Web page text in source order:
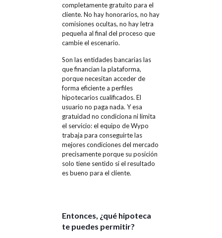
completamente gratuito para el
cliente. No hay honorarios, no hay
comisiones ocultas, no hay letra
pequeña al final del proceso que
cambie el escenario.
Son las entidades bancarias las
que financian la plataforma,
porque necesitan acceder de
forma eficiente a perfiles
hipotecarios cualificados. El
usuario no paga nada. Y esa
gratuidad no condiciona ni limita
el servicio: el equipo de Wypo
trabaja para conseguirte las
mejores condiciones del mercado
precisamente porque su posición
solo tiene sentido si el resultado
es bueno para el cliente.
Entonces, ¿qué hipoteca
te puedes permitir?